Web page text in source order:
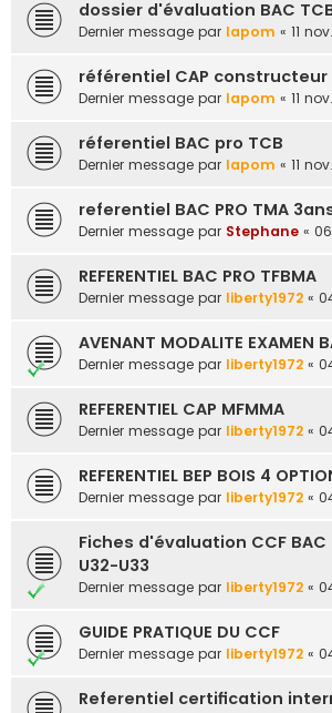
dossier d'évaluation BAC
Dernier message par lapom « 11
référentiel CAP constructeur
Dernier message par lapom « 11
réferentiel BAC pro TCB
Dernier message par lapom « 11
referentiel BAC PRO TMA
Dernier message par Stephane «
REFERENTIEL BAC PRO TFBMA
Dernier message par liberty1972 «
AVENANT MODALITE EXAMEN
Dernier message par liberty1972 «
REFERENTIEL CAP MFMMA
Dernier message par liberty1972 «
REFERENTIEL BEP BOIS 4
Dernier message par liberty1972 «
Fiches d'évaluation CCF BAC
U32-U33
Dernier message par liberty1972 «
GUIDE PRATIQUE DU CCF
Dernier message par liberty1972 «
Referentiel certification